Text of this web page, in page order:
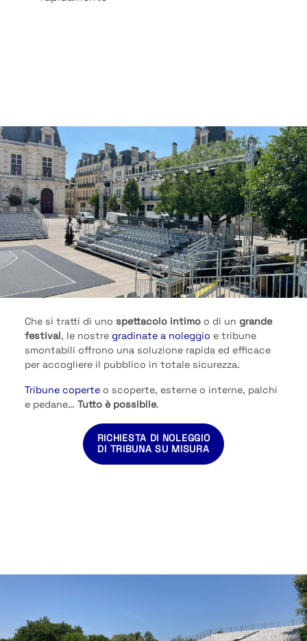
Che si tratti di uno spettacolo intimoo di un grande
festival , le nostre gradinate a noleggio e tribune
smontabili offrono una soluzione rapida ed efficace
per accogliere il pubblico in totale sicurezza.
Tribune coperteo scoperte, esterne o interne, palchi
e pedane… Tutto è possibile.
RICHIESTA DI NOLEGGIO
DI TRIBUNA SU MISURA